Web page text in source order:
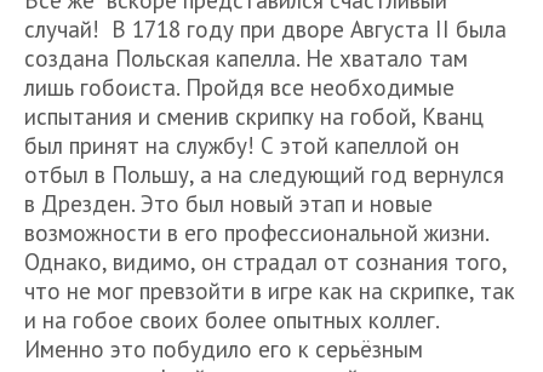
случай! В 1718 году при дворе Августа II была
создана Польская капелла. Не хватало там
лишь гобоиста. Пройдя все необходимые
испытания и сменив скрипку на гобой, Кванц
был принят на службу! С этой капеллой он
отбыл в Польшу, а на следующий год вернулся
в Дрезден. Это был новый этап и новые
возможности в его профессиональной жизни.
Однако, видимо, он страдал от сознания того,
что не мог превзойти в игре как на скрипке, так
и на гобое своих более опытных коллег.
Именно это побудило его к серьёзным